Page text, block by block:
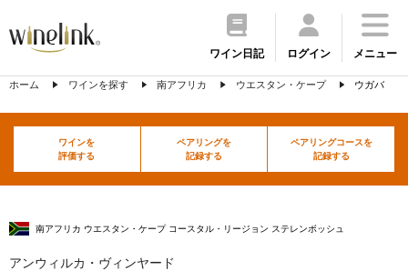
ワイン日記 ログイン メニュー
ホーム ワインを探す 南アフリカ ウエスタン・ケープ ウガバ
ワインを
評価する
ペアリングを
記録する
ペアリングコースを
記録する
南アフリカ ウエスタン・ケープ コースタル・リージョン ステレンボッシュ
アンウィルカ・ヴィンヤード